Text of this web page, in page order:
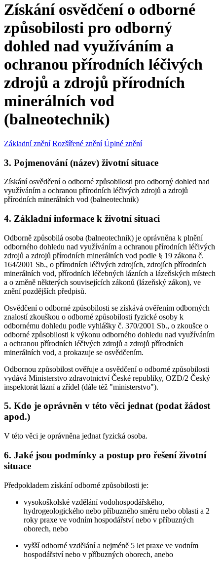
Získání osvědčení o odborné
způsobilosti pro odborný
dohled nad využíváním a
ochranou přírodních léčivých
zdrojů a zdrojů přírodních
minerálních vod
(balneotechnik)
Základní znění Rozšířené znění Úplné znění
3. Pojmenování (název) životní situace
Získání osvědčení o odborné způsobilosti pro odborný dohled nad
využíváním a ochranou přírodních léčivých zdrojů a zdrojů
přírodních minerálních vod (balneotechnik)
4. Základní informace k životní situaci
Odborně způsobilá osoba (balneotechnik) je oprávněna k plnění
odborného dohledu nad využíváním a ochranou přírodních léčivých
zdrojů a zdrojů přírodních minerálních vod podle § 19 zákona č.
164/2001 Sb., o přírodních léčivých zdrojích, zdrojích přírodních
minerálních vod, přírodních léčebných lázních a lázeňských místech
a o změně některých souvisejících zákonů (lázeňský zákon), ve
znění pozdějších předpisů.
Osvědčení o odborné způsobilosti se získává ověřením odborných
znalostí zkouškou o odborné způsobilosti fyzické osoby k
odbornému dohledu podle vyhlášky č. 370/2001 Sb., o zkoušce o
odborné způsobilosti k výkonu odborného dohledu nad využíváním
a ochranou přírodních léčivých zdrojů a zdrojů přírodních
minerálních vod, a prokazuje se osvědčením.
Odbornou způsobilost ověřuje a osvědčení o odborné způsobilosti
vydává Ministerstvo zdravotnictví České republiky, OZD/2 Český
inspektorát lázní a zřídel (dále též "ministerstvo").
5. Kdo je oprávněn v této věci jednat (podat žádost
apod.)
V této věci je oprávněna jednat fyzická osoba.
6. Jaké jsou podmínky a postup pro řešení životní
situace
Předpokladem získání odborné způsobilosti je:
vysokoškolské vzdělání vodohospodářského,
hydrogeologického nebo příbuzného směru nebo oblasti a 2
roky praxe ve vodním hospodářství nebo v příbuzných
oborech, nebo
vyšší odborné vzdělání a nejméně 5 let praxe ve vodním
hospodářství nebo v příbuzných oborech, anebo